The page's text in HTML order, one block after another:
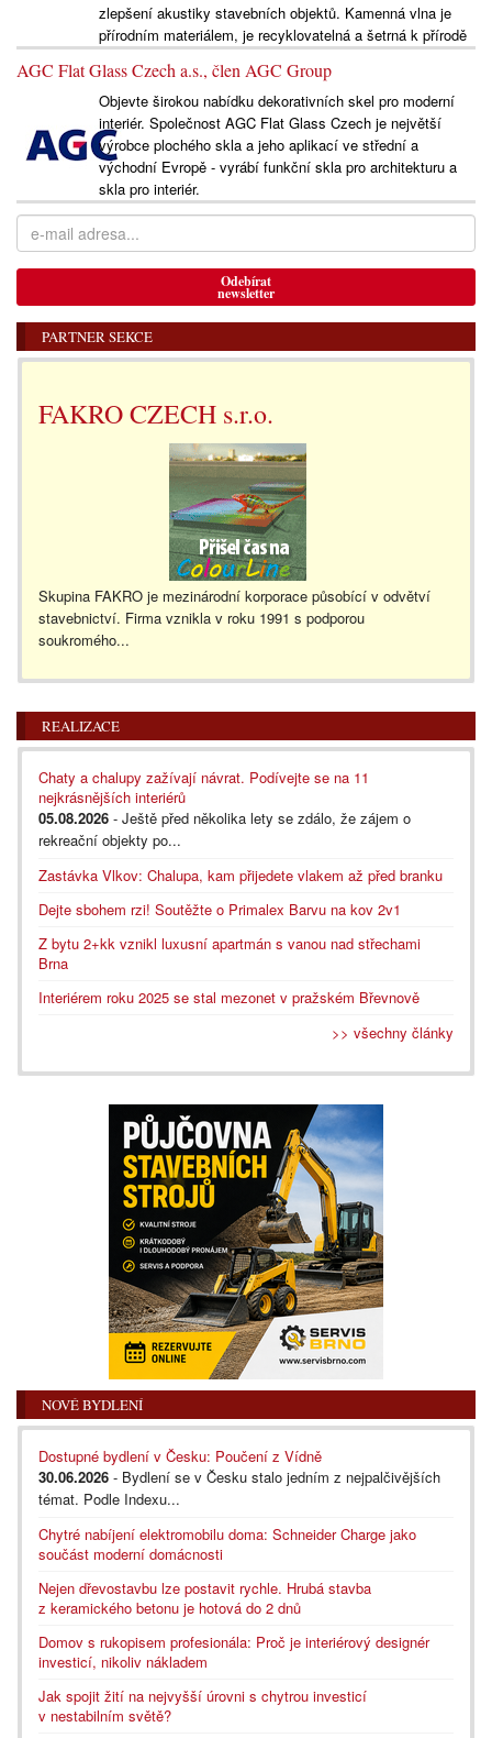
zlepšení akustiky stavebních objektů. Kamenná vlna je
přírodním materiálem, je recyklovatelná a šetrná k přírodě
AGC Flat Glass Czech a.s., člen AGC Group
Objevte širokou nabídku dekorativních skel pro moderní
interiér. Společnost AGC Flat Glass Czech je největší
výrobce plochého skla a jeho aplikací ve střední a
východní Evropě - vyrábí funkční skla pro architekturu a
skla pro interiér.
Odebírat
newsletter
PARTNER SEKCE
FAKRO CZECH s.r.o.
Skupina FAKRO je mezinárodní korporace působící v odvětví
stavebnictví. Firma vznikla v roku 1991 s podporou
soukromého...
REALIZACE
Chaty a chalupy zažívají návrat. Podívejte se na 11
nejkrásnějších interiérů
05.08.2026 - Ještě před několika lety se zdálo, že zájem o
rekreační objekty po...
Zastávka Vlkov: Chalupa, kam přijedete vlakem až před branku
Dejte sbohem rzi! Soutěžte o Primalex Barvu na kov 2v1
Z bytu 2+kk vznikl luxusní apartmán s vanou nad střechami
Brna
Interiérem roku 2025 se stal mezonet v pražském Břevnově
>> všechny články
NOVÉ BYDLENÍ
Dostupné bydlení v Česku: Poučení z Vídně
30.06.2026 - Bydlení se v Česku stalo jedním z nejpalčivějších
témat. Podle Indexu...
Chytré nabíjení elektromobilu doma: Schneider Charge jako
součást moderní domácnosti
Nejen dřevostavbu lze postavit rychle. Hrubá stavba
z keramického betonu je hotová do 2 dnů
Domov s rukopisem profesionála: Proč je interiérový designér
investicí, nikoliv nákladem
Jak spojit žití na nejvyšší úrovni s chytrou investicí
v nestabilním světě?